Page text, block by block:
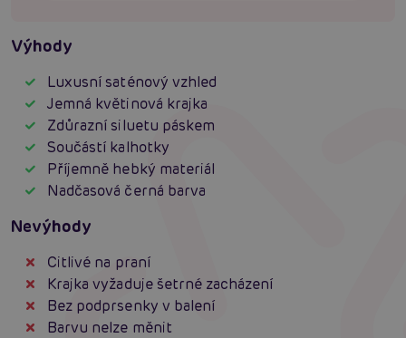
Výhody
Luxusní saténový vzhled
Jemná květinová krajka
Zdůrazní siluetu páskem
Součástí kalhotky
Příjemně hebký materiál
Nadčasová černá barva
Nevýhody
Citlivé na praní
Krajka vyžaduje šetrné zacházení
Bez podprsenky v balení
Barvu nelze měnit